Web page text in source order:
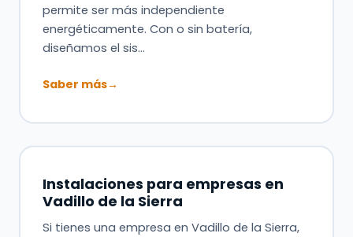
permite ser más independiente
energéticamente. Con o sin batería,
diseñamos el sis…
Saber más→
Instalaciones para empresas en
Vadillo de la Sierra
Si tienes una empresa en Vadillo de la Sierra,